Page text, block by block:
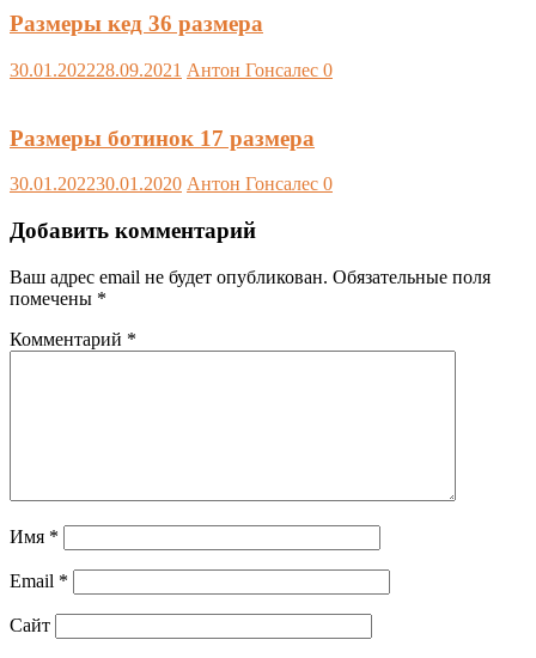
Размеры кед 36 размера
30.01.202228.09.2021 Антон Гонсалес 0
Размеры ботинок 17 размера
30.01.202230.01.2020 Антон Гонсалес 0
Добавить комментарий
Ваш адрес email не будет опубликован. Обязательные поля
помечены *
Комментарий *
Имя *
Email *
Сайт